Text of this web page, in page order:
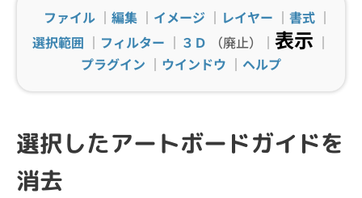
ファイル ｜ 編集 ｜ イメージ ｜ レイヤー ｜ 書式 ｜
選択範囲 ｜ フィルター ｜ ３Ｄ （廃止）｜ 表示 ｜
プラグイン ｜ ウインドウ ｜ ヘルプ
選択したアートボードガイドを
消去